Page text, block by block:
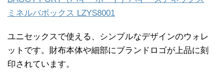
ミネルバボックス LZYS8001
ユニセックスで使える、シンプルなデザインのウォレ
ットです。財布本体や細部にブランドロゴが上品に刻
印されています。